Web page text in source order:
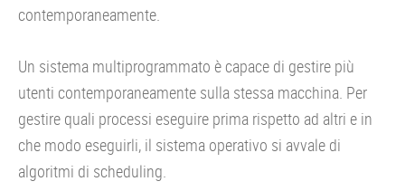
contemporaneamente.
Un sistema multiprogrammato è capace di gestire più
utenti contemporaneamente sulla stessa macchina. Per
gestire quali processi eseguire prima rispetto ad altri e in
che modo eseguirli, il sistema operativo si avvale di
algoritmi di scheduling.